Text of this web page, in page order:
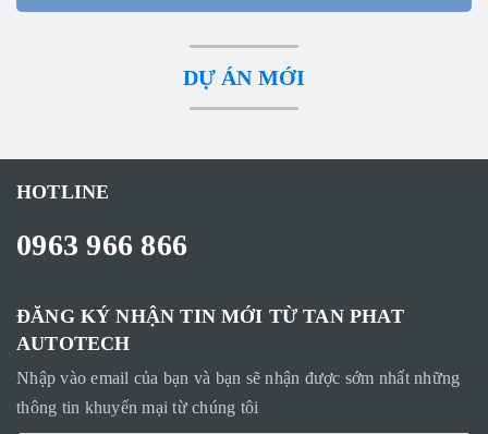
DỰ ÁN MỚI
HOTLINE
0963 966 866
ĐĂNG KÝ NHẬN TIN MỚI TỪ TAN PHAT
AUTOTECH
Nhập vào email của bạn và bạn sẽ nhận được sớm nhất những
thông tin khuyến mại từ chúng tôi